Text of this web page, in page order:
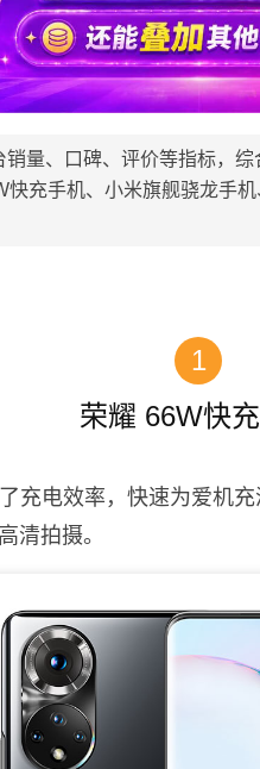
量、口碑、评价等指标，
快充手机、小米旗舰骁龙手
1
荣耀 66W快
充电效率，快速为爱机
清拍摄。